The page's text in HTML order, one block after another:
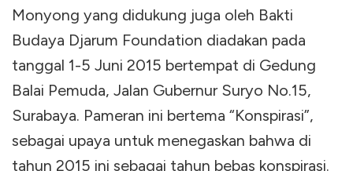
Monyong yang didukung juga oleh Bakti
Budaya Djarum Foundation diadakan pada
tanggal 1-5 Juni 2015 bertempat di Gedung
Balai Pemuda, Jalan Gubernur Suryo No.15,
Surabaya. Pameran ini bertema “Konspirasi”,
sebagai upaya untuk menegaskan bahwa di
tahun 2015 ini sebagai tahun bebas konspirasi.